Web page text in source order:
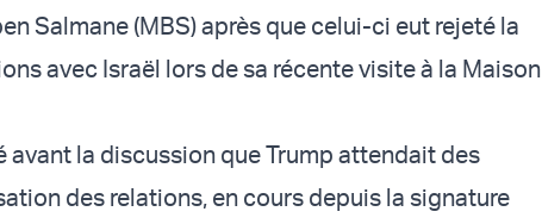
Salmane (MBS) après que celui-ci eut rejeté la
avec Israël lors de sa récente visite à la Maison
avant la discussion que Trump attendait des
des relations, en cours depuis la signature